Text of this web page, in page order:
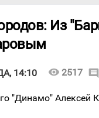
Из
14:10 visibility 2517 comment
"Динамо" Алексей